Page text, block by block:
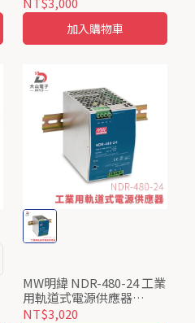
加入購物車
MW明緯 NDR-480-24 工業
用軌道式電源供應器
24V/20A/480W
NT$3,020